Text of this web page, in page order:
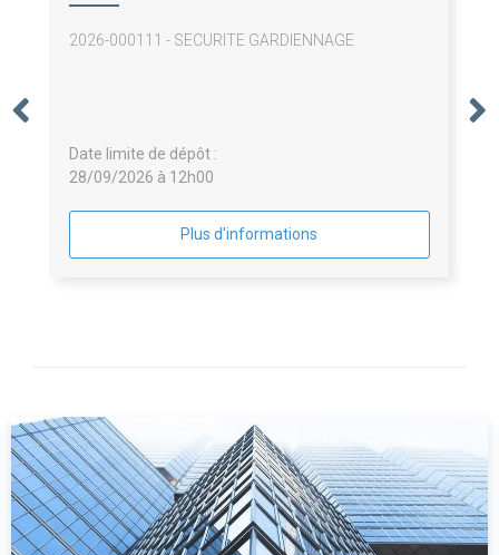
2026-000111 - SECURITE GARDIENNAGE
Date limite de dépôt :
28/09/2026 à 12h00
Plus d'informations